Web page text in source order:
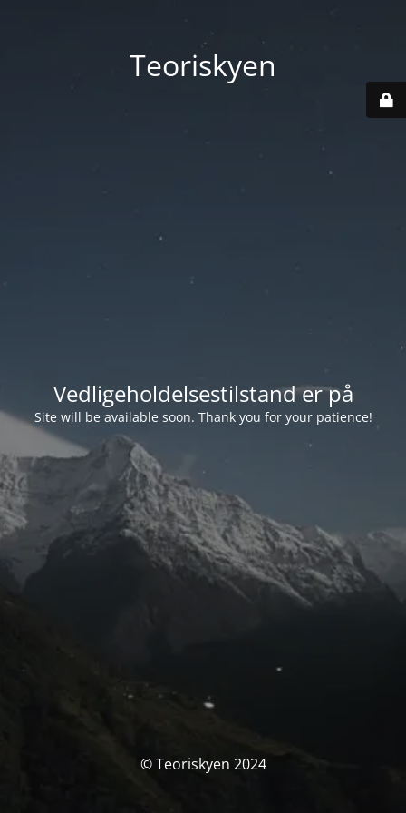
Teoriskyen
Vedligeholdelsestilstand er på
Site will be available soon. Thank you for your patience!
© Teoriskyen 2024